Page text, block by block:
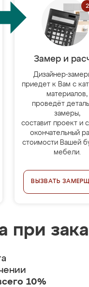
Замер и
Дизайнер-
приедет к Вам с
материалов,
проведёт
замеры,
составит проект и
окончательный
стоимости Вашей
мебели.
ВЫЗВАТЬ
при
10%